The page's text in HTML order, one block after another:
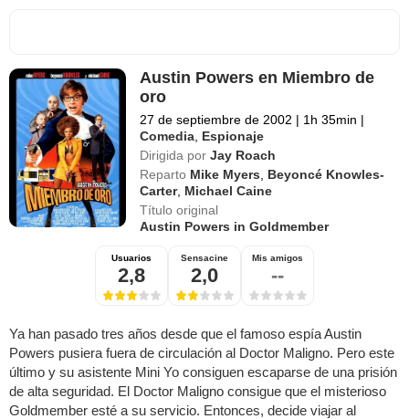
Austin Powers en Miembro de
oro
27 de septiembre de 2002 | 1h 35min |
Comedia Espionaje
Dirigida por Jay Roach
Reparto Mike Myers
Beyoncé Knowles-
Carter, Michael Caine
Título original
Austin Powers in Goldmember
Usuarios
2,8
Sensacine
2,0
Mis amigos
--
Ya han pasado tres años desde que el famoso espía Austin
Powers pusiera fuera de circulación al Doctor Maligno. Pero este
último y su asistente Mini Yo consiguen escaparse de una prisión
de alta seguridad. El Doctor Maligno consigue que el misterioso
Goldmember esté a su servicio. Entonces, decide viajar al